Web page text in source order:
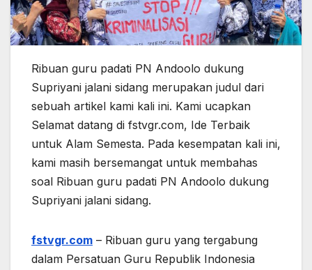
Ribuan guru padati PN Andoolo dukung
Supriyani jalani sidang merupakan judul dari
sebuah artikel kami kali ini. Kami ucapkan
Selamat datang di fstvgr.com, Ide Terbaik
untuk Alam Semesta. Pada kesempatan kali ini,
kami masih bersemangat untuk membahas
soal Ribuan guru padati PN Andoolo dukung
Supriyani jalani sidang.
fstvgr.com – Ribuan guru yang tergabung
dalam Persatuan Guru Republik Indonesia